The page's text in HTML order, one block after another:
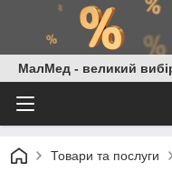
МалМед - великий
Товари та послуги